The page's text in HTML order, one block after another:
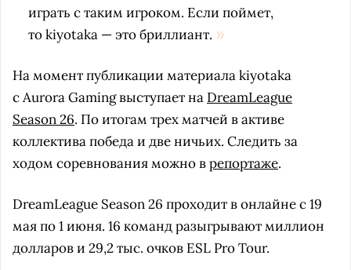
играть с таким игроком. Если поймет,
то kiyotaka — это бриллиант.
На момент публикации материала kiyotaka
с Aurora Gaming выступает на DreamLeague
Season 26. По итогам трех матчей в активе
коллектива победа и две ничьих. Следить за
ходом соревнования можно врепортаже.
DreamLeague Season 26 проходит в онлайне с 19
мая по 1 июня. 16 команд разыгрывают миллион
долларов и 29,2 тыс. очков ESL Pro Tour.